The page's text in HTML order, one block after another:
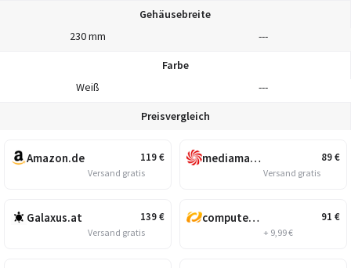
Gehäusebreite
230 mm
---
Farbe
Weiß
---
Preisvergleich
119€
Amazon.de
Versand gratis
139€
Galaxus.at
Versand gratis
89€
mediamarkt.at
Versand gratis
91 €
computeruniverse.net
+ 9,99 €